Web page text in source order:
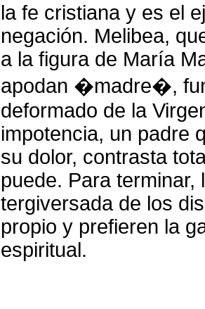
la fe cristiana y es el
negación. Melibea,
a la figura de María
apodan �madre�,
deformado de la
impotencia, un padre
su dolor, contrasta
puede. Para
tergiversada de los
propio y prefieren la
espiritual.